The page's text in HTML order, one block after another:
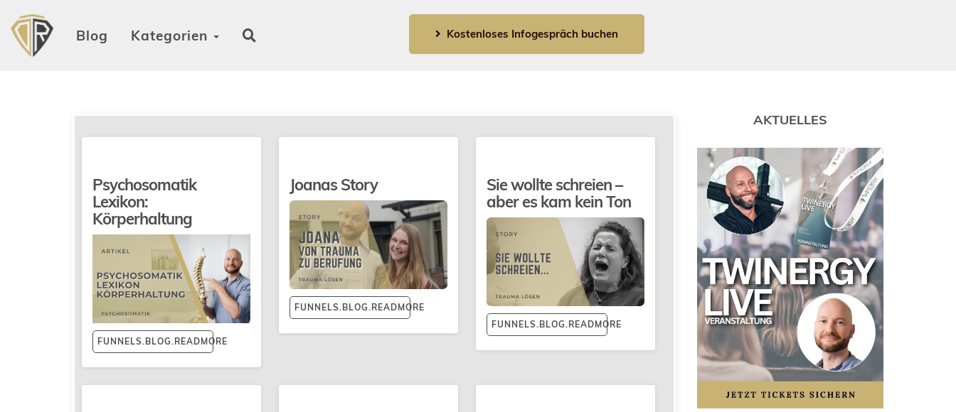
Blog Kategorien Kostenloses Infogespräch buchen
Psychosomatik
Lexikon:
Körperhaltung
FUNNELS.BLOG.READMORE
Joanas Story
FUNNELS.BLOG.READMORE
Sie wollte schreien –
aber es kam kein Ton
FUNNELS.BLOG.READMORE
AKTUELLES